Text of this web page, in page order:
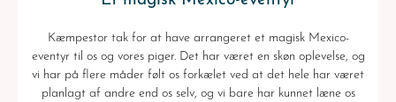
Kæmpestor tak for at have arrangeret et magisk Mexico-
eventyr til os og vores piger. Det har været en skøn oplevelse, og
vi har på flere måder følt os forkælet ved at det hele har været
planlagt af andre end os selv, og vi bare har kunnet læne os